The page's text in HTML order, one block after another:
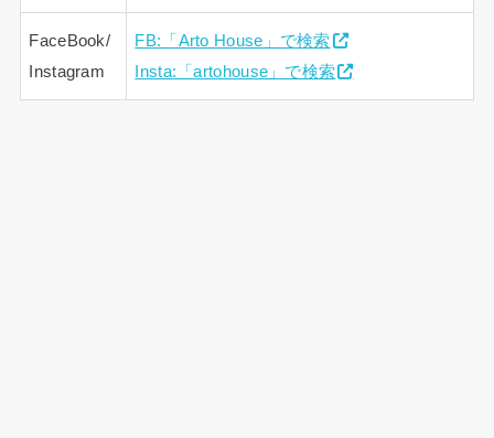
FaceBook/
Instagram
FB:「Arto House」で検索
Insta:「artohouse」で検索